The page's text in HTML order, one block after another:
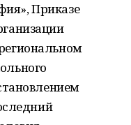
Приказе